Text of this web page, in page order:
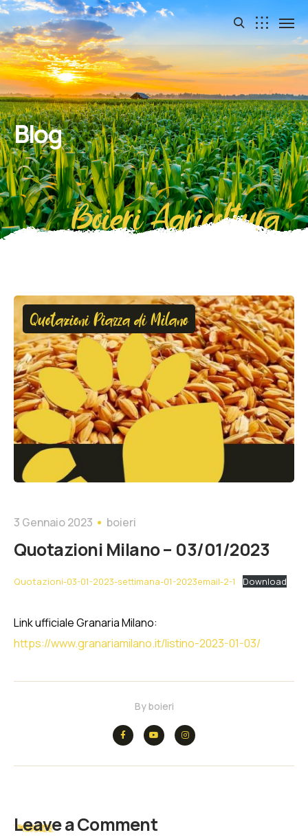
Blog
Boieri Agricoltura
Quotazioni Piazza di Milano
3 Gennaio 2023 boieri
Quotazioni Milano – 03/01/2023
Quotazioni-03-01-2023-settimana-01-2023email-2-1 Download
Link ufficiale Granaria Milano:
https://www.granariamilano.it/listino-2023-01-03/
Byboieri
Leave a Comment